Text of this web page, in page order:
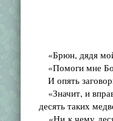
«Брюн, дядя
«Помоги мне
И опять
«Значит, и
десять таких